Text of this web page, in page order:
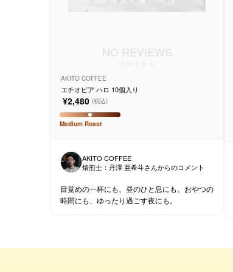
NO REVIEWS
AKITO COFFEE
エチオピア ハロ 10個入り
¥2,480 (税込)
Medium Roast
AKITO COFFEE
焙煎士： 丹澤 亜希斗さんからのコメント
目覚めの一杯にも、昼のひと息にも、おやつの
時間にも、ゆったり過ごす夜にも。